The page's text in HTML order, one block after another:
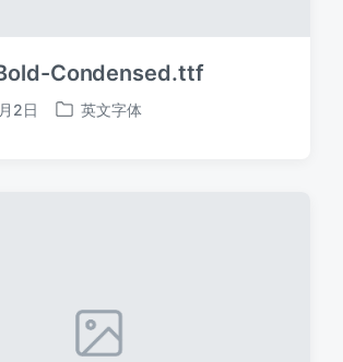
Condensed.ttf
2日
发
英文字体